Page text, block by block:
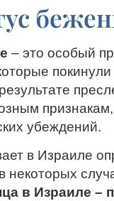
– это особый
убеждений.
в Израиле
в Израиле –